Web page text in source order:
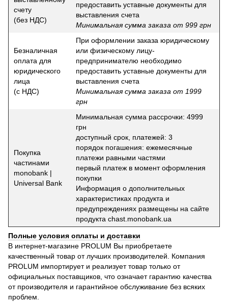
счету
(без НДС)
предоставить уставные документы для
выставления счета
Минимальная сумма заказа от 999 грн
Безналичная
оплата для
юридического
лица
(с НДС)
При оформлении заказа юридическому
или физическому лицу-
предпринимателю необходимо
предоставить уставные документы для
выставления счета
Минимальная сумма заказа от 1999
грн
Покупка
частинами
monobank |
Universal Bank
Минимальная сумма рассрочки: 4999
грн
доступный срок, платежей: 3
порядок погашения: ежемесячные
платежи равными частями
первый платеж в момент оформления
покупки
Информация о дополнительных
характеристиках продукта и
предупреждениях размещены на сайте
продукта chast.monobank.ua
Полные условия оплаты и доставки
В интернет-магазине PROLUM Вы приобретаете
качественный товар от лучших производителей. Компания
PROLUM импортирует и реализует товар только от
официальных поставщиков, что означает гарантию качества
от производителя и гарантийное обслуживание без всяких
проблем.